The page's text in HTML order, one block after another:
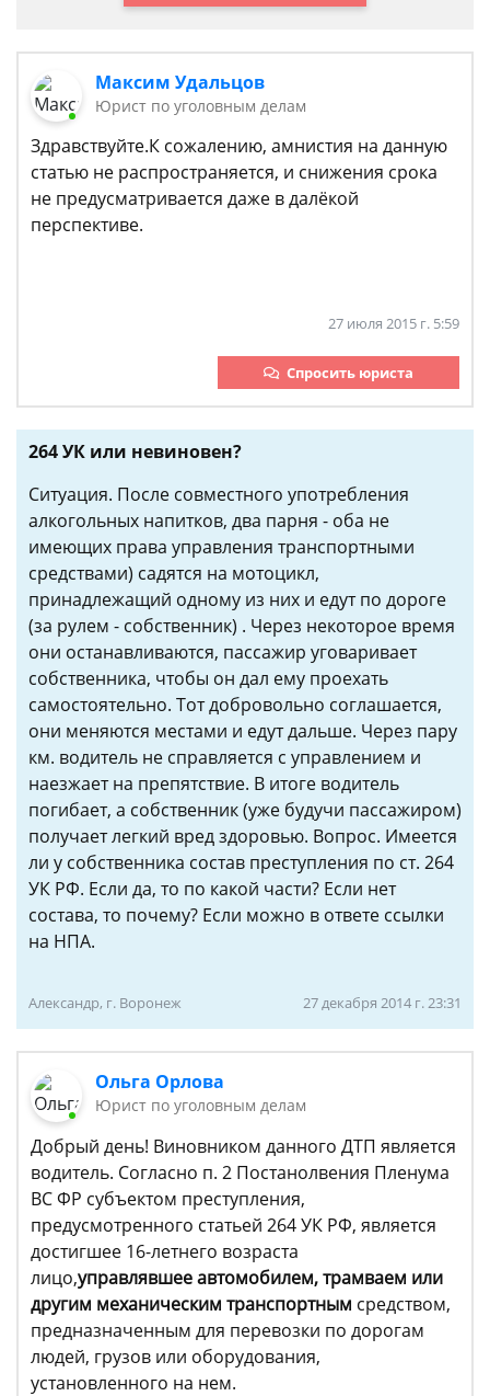
Максим Удальцов
Юрист по уголовным делам
Здравствуйте.К сожалению, амнистия на данную
статью не распространяется, и снижения срока
не предусматривается даже в далёкой
перспективе.
27 июля 2015 г. 5:59
Спросить юриста
264 УК или невиновен?
Ситуация. После совместного употребления
алкогольных напитков, два парня - оба не
имеющих права управления транспортными
средствами) садятся на мотоцикл,
принадлежащий одному из них и едут по дороге
(за рулем - собственник) . Через некоторое время
они останавливаются, пассажир уговаривает
собственника, чтобы он дал ему проехать
самостоятельно. Тот добровольно соглашается,
они меняются местами и едут дальше. Через пару
км. водитель не справляется с управлением и
наезжает на препятствие. В итоге водитель
погибает, а собственник (уже будучи пассажиром)
получает легкий вред здоровью. Вопрос. Имеется
ли у собственника состав преступления по ст. 264
УК РФ. Если да, то по какой части? Если нет
состава, то почему? Если можно в ответе ссылки
на НПА.
Александр, г. Воронеж 27 декабря 2014 г. 23:31
Ольга Орлова
Юрист по уголовным делам
Добрый день! Виновником данного ДТП является
водитель. Согласно п. 2 Постанолвения Пленума
ВС ФР субъектом преступления,
предусмотренного статьей 264 УК РФ, является
достигшее 16-летнего возраста
лицо,управлявшее автомобилем, трамваем или
другим механическим транспортным средством,
предназначенным для перевозки по дорогам
людей, грузов или оборудования,
установленного на нем.